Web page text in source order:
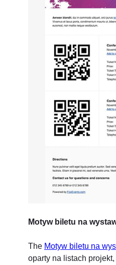
Motyw biletu na
The Motyw biletu na
oparty na listach